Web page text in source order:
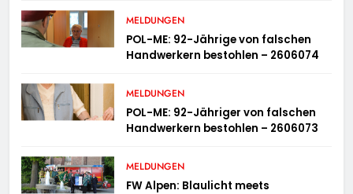
MELDUNGEN
POL-ME: 92-Jährige von falschen
Handwerkern bestohlen – 2606074
MELDUNGEN
POL-ME: 92-Jähriger von falschen
Handwerkern bestohlen – 2606073
MELDUNGEN
FW Alpen: Blaulicht meets